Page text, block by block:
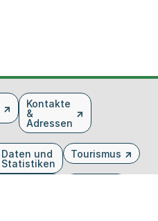
Kontakte
&
Adressen
Daten und
Statistiken
Tourismus